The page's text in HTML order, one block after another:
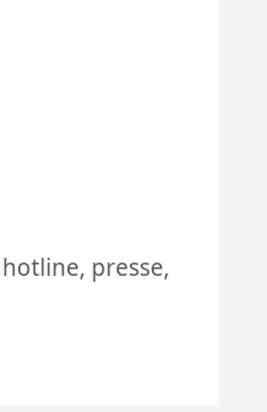
hotline, presse,